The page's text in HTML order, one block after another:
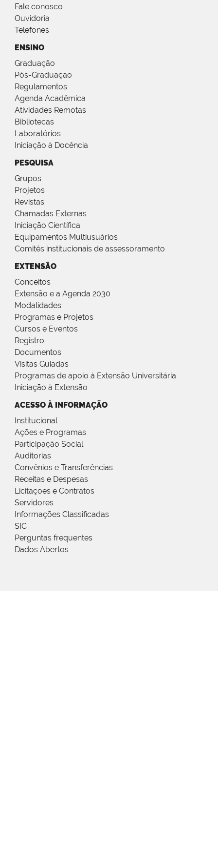
Fale conosco
Ouvidoria
Telefones
ENSINO
Graduação
Pós-Graduação
Regulamentos
Agenda Acadêmica
Atividades Remotas
Bibliotecas
Laboratórios
Iniciação à Docência
PESQUISA
Grupos
Projetos
Revistas
Chamadas Externas
Iniciação Científica
Equipamentos Multiusuários
Comitês institucionais de assessoramento
EXTENSÃO
Conceitos
Extensão e a Agenda 2030
Modalidades
Programas e Projetos
Cursos e Eventos
Registro
Documentos
Visitas Guiadas
Programas de apoio à Extensão Universitária
Iniciação à Extensão
ACESSO À INFORMAÇÃO
Institucional
Ações e Programas
Participação Social
Auditorias
Convênios e Transferências
Receitas e Despesas
Licitações e Contratos
Servidores
Informações Classificadas
SIC
Perguntas frequentes
Dados Abertos